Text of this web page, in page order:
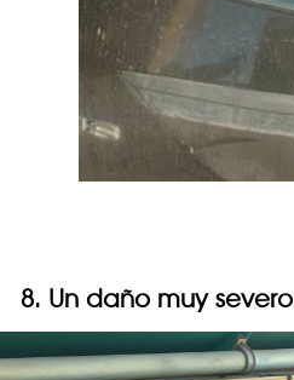
8. Un daño muy severo